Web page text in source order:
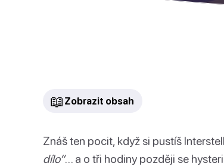
📖 Zobrazit obsah
Znáš ten pocit, když si pustíš
dílo“… a o tři hodiny později se